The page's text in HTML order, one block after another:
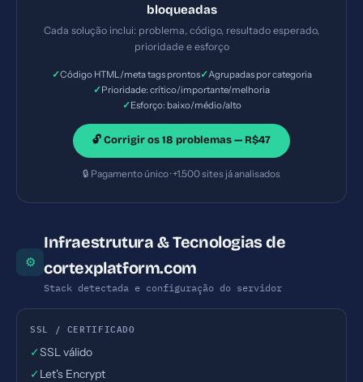
caracteres (ideal: 30-60) — Prioridade: Importante
bloqueadas
Cada solução inclui: problema, código, resultado esperado,
prioridade e esforço
✓Código HTML/meta tags prontos✓Agrupadas por categoria
✓Prioridade: crítico/importante/melhoria
✓Esforço: baixo/médio/alto
🔓 Corrigir os 18 problemas — R$47
🔒 Pagamento único · +1.500 sites já analisados
⚙
Infraestrutura & Tecnologias de
cortexplatform.com
Stack detectada e configuração do servidor
SSL / CERTIFICADO
✓SSL válido
✓ Let's Encrypt